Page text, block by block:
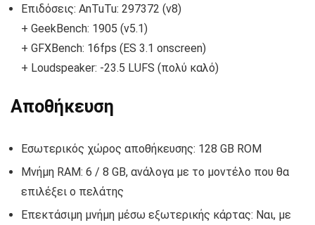
Επιδόσεις: AnTuTu: 297372 (v8)
+ GeekBench: 1905 (v5.1)
+ GFXBench: 16fps (ES 3.1 onscreen)
+ Loudspeaker: -23.5 LUFS (πολύ καλό)
Αποθήκευση
Εσωτερικός χώρος αποθήκευσης: 128 GB ROM
Μνήμη RAM: 6 / 8 GB, ανάλογα με το μοντέλο που θα
επιλέξει ο πελάτης
Επεκτάσιμη μνήμη μέσω εξωτερικής κάρτας: Ναι, με